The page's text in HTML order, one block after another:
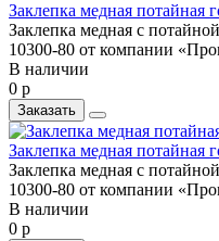
Заклепка медная потайная
Заклепка медная с
10300-80 от компании
В наличии
0 р
Заказать
Заклепка медная потайная
Заклепка медная с
10300-80 от компании
В наличии
0 р